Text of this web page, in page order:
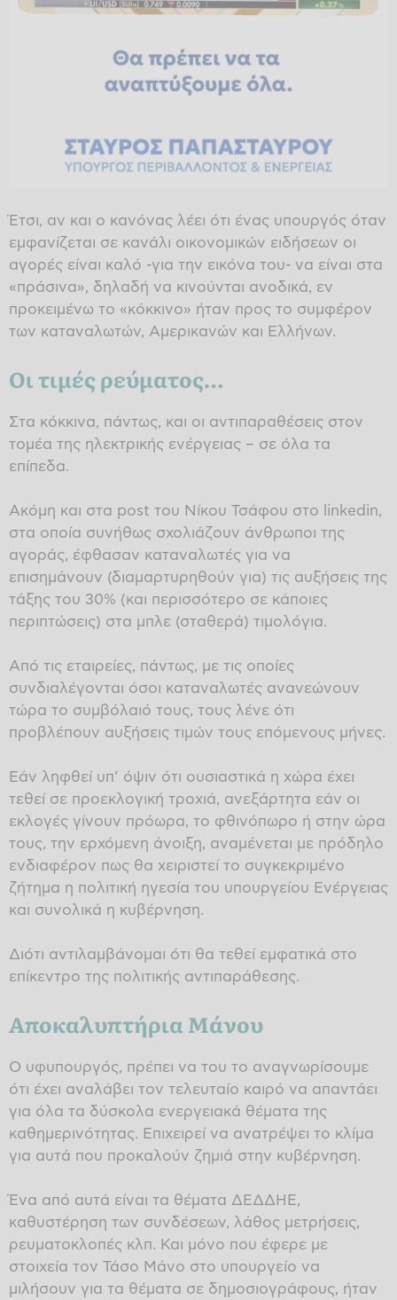
Έτσι, αν και ο κανόνας λέει ότι ένας υπουργός όταν
εμφανίζεται σε κανάλι οικονομικών ειδήσεων οι
αγορές είναι καλό -για την εικόνα του- να είναι στα
«πράσινα», δηλαδή να κινούνται ανοδικά, εν
προκειμένω το «κόκκινο» ήταν προς το συμφέρον
των καταναλωτών, Αμερικανών και Ελλήνων.
Οι τιμές ρεύματος…
Στα κόκκινα, πάντως, και οι αντιπαραθέσεις στον
τομέα της ηλεκτρικής ενέργειας – σε όλα τα
επίπεδα.
Ακόμη και στα post του Νίκου Τσάφου στο linkedin,
στα οποία συνήθως σχολιάζουν άνθρωποι της
αγοράς, έφθασαν καταναλωτές για να
επισημάνουν (διαμαρτυρηθούν για) τις αυξήσεις της
τάξης του 30% (και περισσότερο σε κάποιες
περιπτώσεις) στα μπλε (σταθερά) τιμολόγια.
Από τις εταιρείες, πάντως, με τις οποίες
συνδιαλέγονται όσοι καταναλωτές ανανεώνουν
τώρα το συμβόλαιό τους, τους λένε ότι
προβλέπουν αυξήσεις τιμών τους επόμενους μήνες.
Εάν ληφθεί υπ’ όψιν ότι ουσιαστικά η χώρα έχει
τεθεί σε προεκλογική τροχιά, ανεξάρτητα εάν οι
εκλογές γίνουν πρόωρα, το φθινόπωρο ή στην ώρα
τους, την ερχόμενη άνοιξη, αναμένεται με πρόδηλο
ενδιαφέρον πως θα χειριστεί το συγκεκριμένο
ζήτημα η πολιτική ηγεσία του υπουργείου Ενέργειας
και συνολικά η κυβέρνηση.
Διότι αντιλαμβάνομαι ότι θα τεθεί εμφατικά στο
επίκεντρο της πολιτικής αντιπαράθεσης.
Αποκαλυπτήρια Μάνου
Ο υφυπουργός, πρέπει να του το αναγνωρίσουμε
ότι έχει αναλάβει τον τελευταίο καιρό να απαντάει
για όλα τα δύσκολα ενεργειακά θέματα της
καθημερινότητας. Επιχειρεί να ανατρέψει το κλίμα
για αυτά που προκαλούν ζημιά στην κυβέρνηση.
Ένα από αυτά είναι τα θέματα ΔΕΔΔΗΕ,
καθυστέρηση των συνδέσεων, λάθος μετρήσεις,
ρευματοκλοπές κλπ. Και μόνο που έφερε με
στοιχεία τον Τάσο Μάνο στο υπουργείο να
μιλήσουν για τα θέματα σε δημοσιογράφους, ήταν